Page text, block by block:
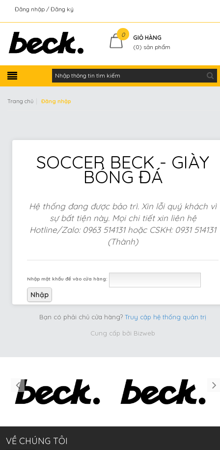
Đăng nhập Đăng ký
0
GIỎ HÀNG
(0) sản phẩm
Trang chủ Đăng nhập
SOCCER BECK - GIÀY
BÓNG ĐÁ
Hệ thống đang được bảo trì. Xin lỗi quý khách vì
sự bất tiện này. Mọi chi tiết xin liên hệ
Hotline/Zalo: 0963 514131 hoặc CSKH: 0931 514131
(Thành)
Nhập mật khẩu để vào cửa hàng:
Bạn có phải chủ cửa hàng? Truy cập hệ thống quản trị
Cung cấp bởi Bizweb
VỀ CHÚNG TÔI